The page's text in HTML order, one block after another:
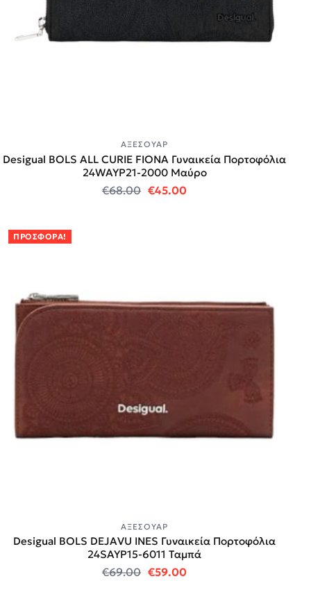
ΑΞΕΣΟΥΆΡ
Desigual BOLS ALL CURIE FIONA Γυναικεία Πορτοφόλια
24WAYP21-2000 Μαύρο
€68.00 Original price was: €68.00.
€45.00Η τρέχουσα τιμή
ΠΡΟΣΦΟΡΆ!
ΑΞΕΣΟΥΆΡ
Desigual BOLS DEJAVU INES Γυναικεία Πορτοφόλια
24SAYP15-6011 Ταμπά
€69.00 Original price was: €69.00.
€59.00Η τρέχουσα τιμή